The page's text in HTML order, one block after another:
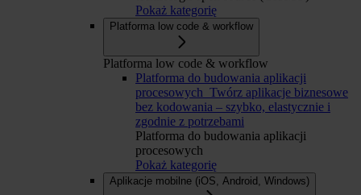
Pokaż kategorię
Platforma low code & workflow
Platforma low code & workflow
Platforma do budowania aplikacji
procesowych Twórz aplikacje biznesowe
bez kodowania – szybko, elastycznie i
zgodnie z potrzebami
Platforma do budowania aplikacji
procesowych
Pokaż kategorię
Aplikacje mobilne (iOS, Android, Windows)